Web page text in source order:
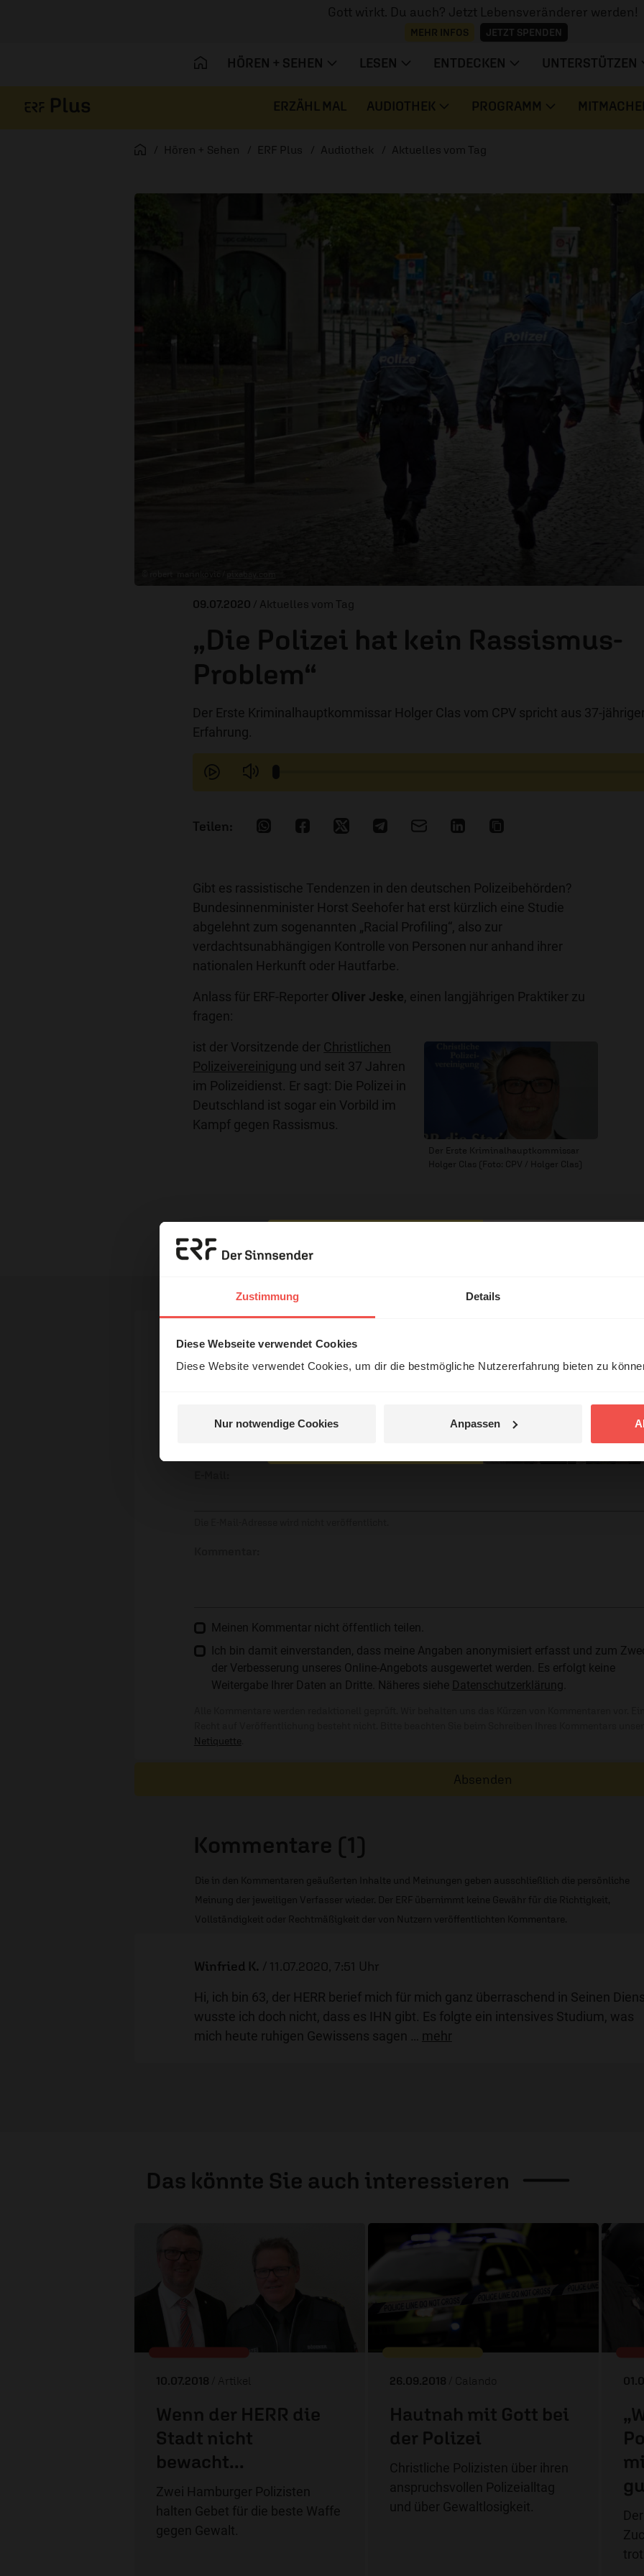
Zustimmung Details
Diese Webseite verwendet Cookies
Diese Website verwendet Cookies, um dir die bestmögliche Nutzererfahrung bieten zu
Nur notwendige Cookies Anpassen
Gott wirkt. Du auch? Jetzt Lebensveränderer werden!
MEHR INFOS JETZT SPENDEN
HÖREN + SEHEN LESEN ENTDECKEN UNTERSTÜTZEN
ERZÄHL MAL AUDIOTHEK PROGRAMM
Startseite
Hören + Sehen ERF Plus Audiothek Aktuelles vom Tag
09.07.2020 / Aktuelles vom Tag
„Die Polizei hat kein Rassismus-
Problem“
Der Erste Kriminalhauptkommissar Holger Clas vom CPV spricht aus 37-jähriger
Erfahrung.
Gibt es rassistische Tendenzen in den deutschen Polizeibehörden?
Bundesinnenminister Horst Seehofer hat erst kürzlich eine Studie
abgelehnt zum sogenannten „Racial Profiling“, also zur
verdachtsunabhängigen Kontrolle von Personen nur anhand ihrer
nationalen Herkunft oder Hautfarbe.
Anlass für ERF-Reporter Oliver Jeske , einen langjährigen Praktiker zu
fragen:
Der Erste Kriminalhauptkommissar
Holger Clas (Foto: CPV / Holger Clas)
ist der Vorsitzende der Christlichen
Polizeivereinigung und seit 37 Jahren
im Polizeidienst. Er sagt: Die Polizei in
Deutschland ist sogar ein Vorbild im
Kampf gegen Rassismus.
Ihr Kommentar
Meinen Kommentar nicht öffentlich teilen.
Ich bin damit einverstanden, dass meine Angaben anonymisiert erfasst und zum
der Verbesserung unseres Online-Angebots ausgewertet werden. Es erfolgt keine
Weitergabe Ihrer Daten an Dritte. Näheres siehe Datenschutzerklärung
Netiquette
Absenden
Kommentare (1)
Die in den Kommentaren geäußerten Inhalte und Meinungen geben ausschließlich die persönliche
Meinung der jeweiligen Verfasser wieder. Der ERF übernimmt keine Gewähr für die Richtigkeit,
Vollständigkeit oder Rechtmäßigkeit der von Nutzern veröffentlichten Kommentare.
Winfried K. / 11.07.2020, 7:51 Uhr
Hi, ich bin 63, der HERR berief mich für mich ganz überraschend in Seinen
wusste ich doch nicht, dass es IHN gibt. Es folgte ein intensives Studium, was
mich heute ruhigen Gewissens sagen
mehr
Das könnte Sie auch interessieren
10.07.2018 / Artikel
Wenn der HERR die
Stadt nicht
bewacht...
Zwei Hamburger Polizisten
halten Gebet für die beste Waffe
gegen Gewalt.
26.09.2018 / Calando
Hautnah mit Gott bei
der Polizei
Christliche Polizisten über ihren
anspruchsvollen Polizeialltag
und über Gewaltlosigkeit.
Erzähl mal!
Das erleben unsere Hörerinnen
und Hörer mit Gott ...
Jetzt Geschichten